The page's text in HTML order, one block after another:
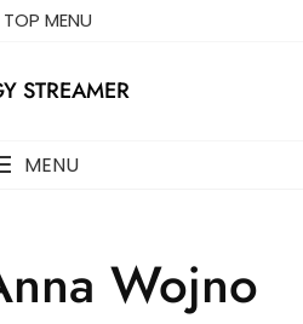
TOP MENU
STREAMER
MENU
Wojno